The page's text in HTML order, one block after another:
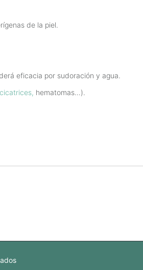
de la piel.
eficacia por sudoración y agua.
cicatrices, hematomas…).